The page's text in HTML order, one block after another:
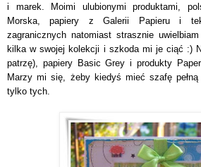
i marek. Moimi ulubionymi produktami,
Morska, papiery z Galerii Papieru i
zagranicznych natomiast strasznie
kilka w swojej kolekcji i szkoda mi je ciąć :)
patrzę), papiery Basic Grey i produkty
Marzy mi się, żeby kiedyś mieć szafę
tylko tych.